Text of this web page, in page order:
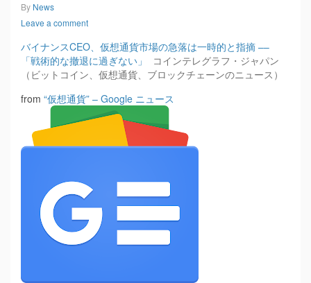
By News
Leave a comment
バイナンスCEO、仮想通貨市場の急落は一時的と指摘 ––
「戦術的な撤退に過ぎない」
コインテレグラフ・ジャパン
（ビットコイン、仮想通貨、ブロックチェーンのニュース）
from “仮想通貨” – Google ニュース